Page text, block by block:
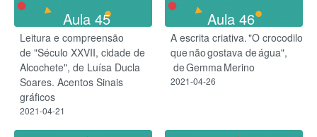
Aula 45
Leitura e compreensão
de "Século XXVII, cidade de
Alcochete", de Luísa Ducla
Soares. Acentos Sinais
gráficos
2021-04-21
Aula 46
A escrita criativa. "O crocodilo
que não gostava de água",​
de Gemma Merino
2021-04-26